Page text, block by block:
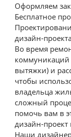
Кухня Регина
от 31 060 п/м
Посмотреть
Оформляем
Бесплатное
дизайн-
Во время
коммуникаций
вытяжки) и
чтобы
владельца
сложный
помочь вам в
дизайн-
Наши